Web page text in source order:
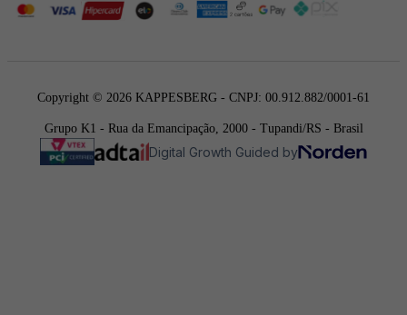
Copyright © 2026 KAPPESBERG - CNPJ: 00.912.882/0001-61
Grupo K1 - Rua da Emancipação, 2000 - Tupandi/RS - Brasil
Digital Growth Guided by